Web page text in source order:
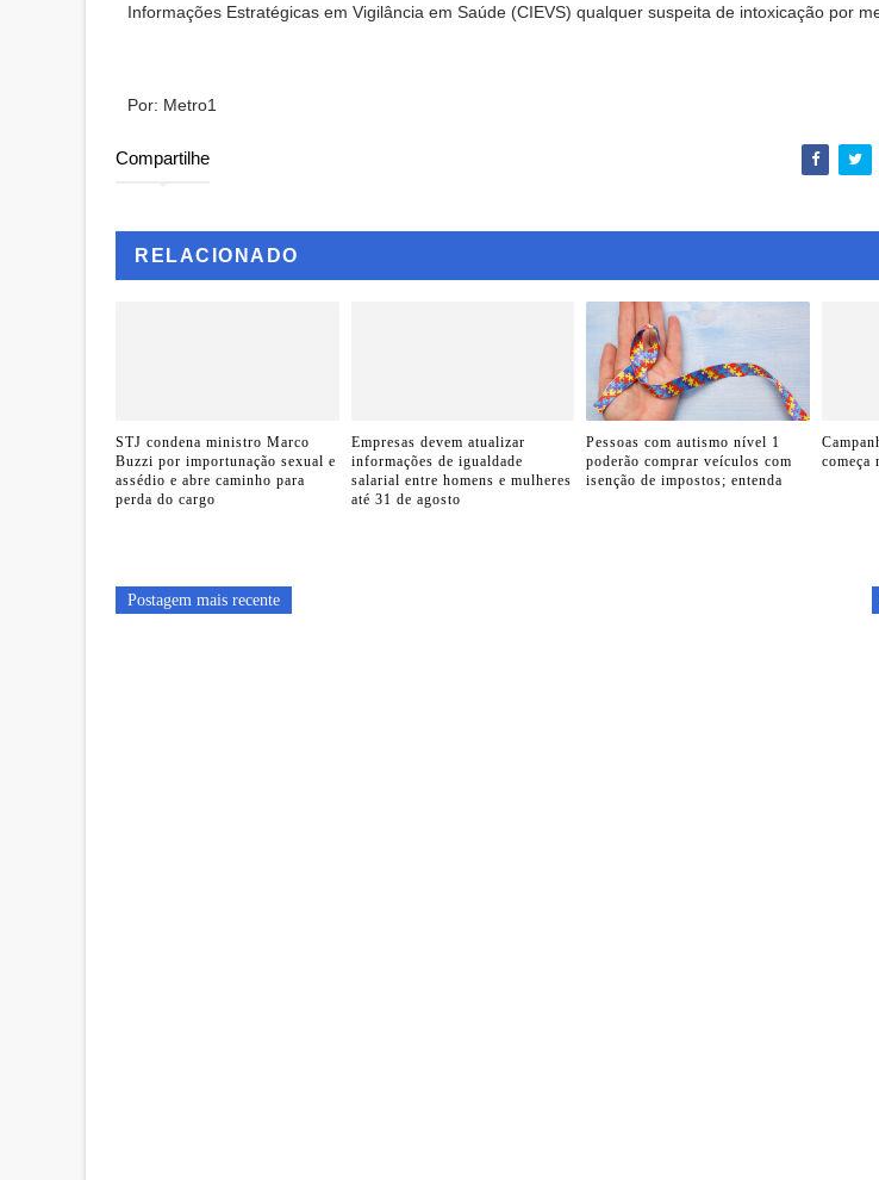
Informações Estratégicas em Vigilância em Saúde (CIEVS) qualquer suspeita de intoxicação por
Por: Metro1
Compartilhe
RELACIONADO
STJ condena ministro Marco
Buzzi por importunação sexual e
assédio e abre caminho para
perda do cargo
Empresas devem atualizar
informações de igualdade
salarial entre homens e mulheres
até 31 de agosto
Pessoas com autismo nível 1
poderão comprar veículos com
isenção de impostos; entenda
começa
Postagem mais recente